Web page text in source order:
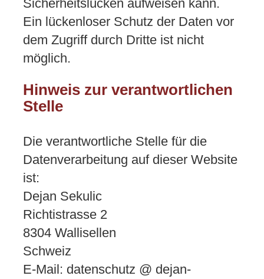
Sicherheitslücken aufweisen kann.
Ein lückenloser Schutz der Daten vor
dem Zugriff durch Dritte ist nicht
möglich.
Hinweis zur verantwortlichen
Stelle
Die verantwortliche Stelle für die
Datenverarbeitung auf dieser Website
ist:
Dejan Sekulic
Richtistrasse 2
8304 Wallisellen
Schweiz
E-Mail: datenschutz @ dejan-